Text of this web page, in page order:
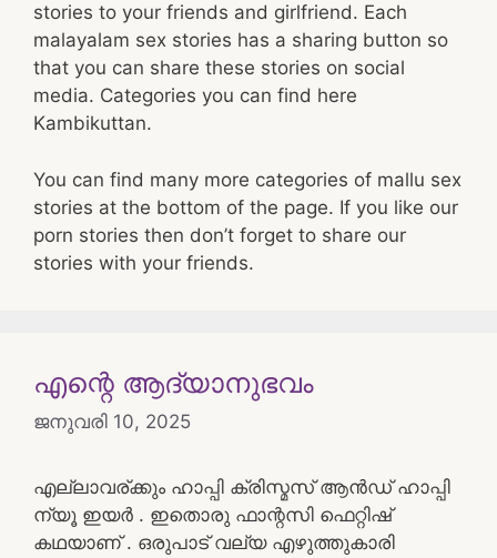
stories to your friends and girlfriend. Each
malayalam sex stories has a sharing button so
that you can share these stories on social
media. Categories you can find here
Kambikuttan.
You can find many more categories of mallu sex
stories at the bottom of the page. If you like our
porn stories then don’t forget to share our
stories with your friends.
എന്റെ ആദ്യാനുഭവം
ജനുവരി 10, 2025
എല്ലാവര്ക്കും ഹാപ്പി ക്രിസ്മസ് ആൻഡ് ഹാപ്പി
ന്യൂ ഇയർ . ഇതൊരു ഫാന്റസി ഫെറ്റിഷ്
കഥയാണ് . ഒരുപാട് വല്യ എഴുത്തുകാരി